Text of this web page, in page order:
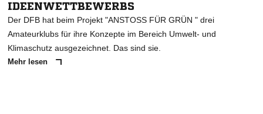
IDEENWETTBEWERBS
Der DFB hat beim Projekt "ANSTOSS FÜR GRÜN " drei
Amateurklubs für ihre Konzepte im Bereich Umwelt- und
Klimaschutz ausgezeichnet. Das sind sie.
Mehr lesen